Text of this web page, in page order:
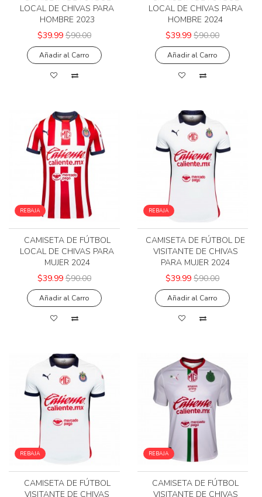
LOCAL DE CHIVAS PARA
HOMBRE 2023
$39.99 $90.00
Añadir al Carro
LOCAL DE CHIVAS PARA
HOMBRE 2024
$39.99 $90.00
Añadir al Carro
REBAJA
CAMISETA DE FÚTBOL
LOCAL DE CHIVAS PARA
MUJER 2024
$39.99 $90.00
Añadir al Carro
REBAJA
CAMISETA DE FÚTBOL DE
VISITANTE DE CHIVAS
PARA MUJER 2024
$39.99 $90.00
Añadir al Carro
REBAJA
CAMISETA DE FÚTBOL
VISITANTE DE CHIVAS
REBAJA
CAMISETA DE FÚTBOL
VISITANTE DE CHIVAS